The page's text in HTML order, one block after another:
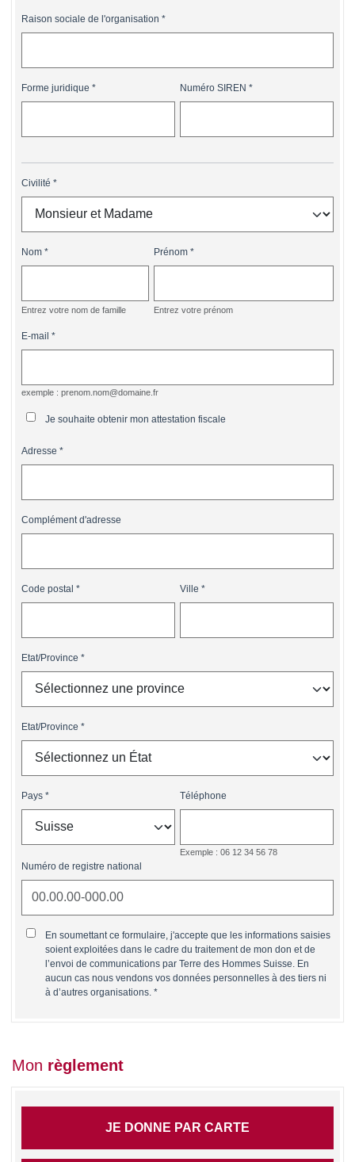
Raison sociale de l'organisation
Forme juridique Numéro SIREN
Civilité
Nom
Entrez votre nom de famille
Prénom
Entrez votre prénom
E-mail
exemple : prenom.nom@domaine.fr
Je souhaite obtenir mon attestation fiscale
Adresse
Complément d'adresse
Code postal Ville
Etat/Province
Etat/Province
Pays Téléphone
Exemple : 06 12 34 56 78
Numéro de registre national
En soumettant ce formulaire, j'accepte que les informations saisies
soient exploitées dans le cadre du traitement de mon don et de
l’envoi de communications par Terre des Hommes Suisse. En
aucun cas nous vendons vos données personnelles à des tiers ni
à d’autres organisations.
Mon règlement
JE DONNE PAR CARTE